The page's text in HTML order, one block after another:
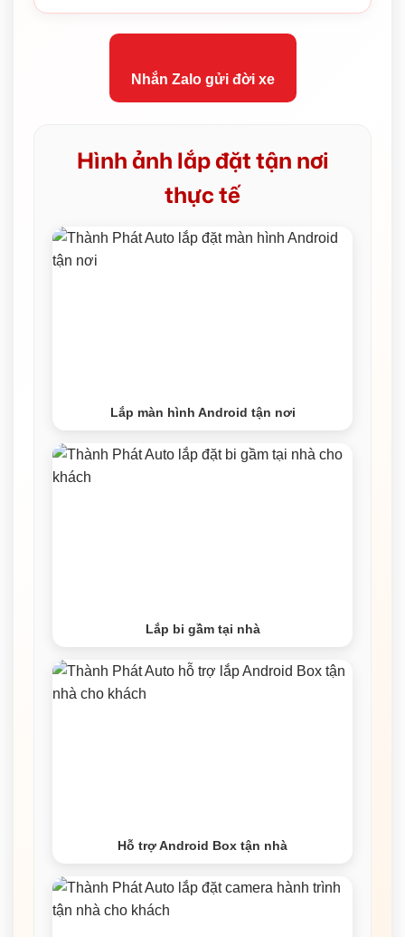
Nhắn Zalo gửi đời xe
Hình ảnh lắp đặt tận nơi
thực tế
Lắp màn hình Android tận nơi
Lắp bi gầm tại nhà
Hỗ trợ Android Box tận nhà